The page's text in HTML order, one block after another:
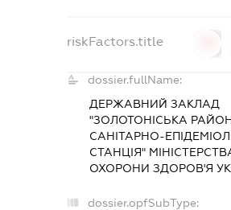
riskFactors.title
dossier.fullName:
ДЕРЖАВНИЙ ЗАКЛАД
"ЗОЛОТОНІСЬКА
САНІТАРНО-
СТАНЦІЯ"
ОХОРОНИ ЗДОРОВ'Я
dossier.opfSubType: